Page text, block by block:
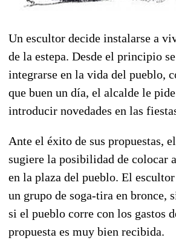
Un escultor decide instalarse a
de la estepa. Desde el principio
integrarse en la vida del pueblo,
que buen un día, el alcalde le
introducir novedades en las
Ante el éxito de sus propuestas,
sugiere la posibilidad de colocar
en la plaza del pueblo. El
un grupo de soga-tira en bronce,
si el pueblo corre con los gastos
propuesta es muy bien recibida.